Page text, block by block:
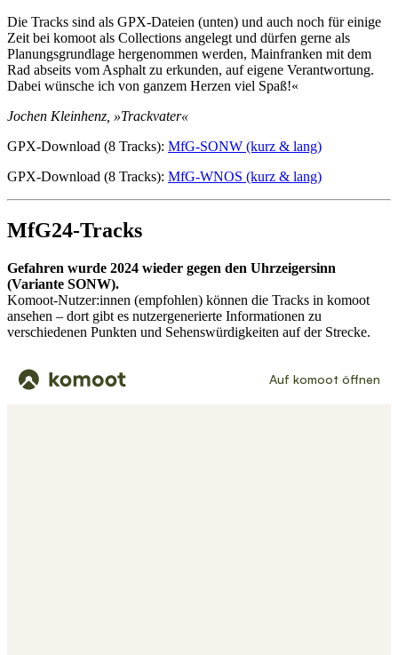
Die Tracks sind als GPX-Dateien (unten) und auch noch für einige
Zeit bei komoot als Collections angelegt und dürfen gerne als
Planungsgrundlage hergenommen werden, Mainfranken mit dem
Rad abseits vom Asphalt zu erkunden, auf eigene Verantwortung.
Dabei wünsche ich von ganzem Herzen viel Spaß!«
Jochen Kleinhenz, »Trackvater«
GPX-Download (8 Tracks): MfG-SONW (kurz & lang)
GPX-Download (8 Tracks): MfG-WNOS (kurz & lang)
MfG24-Tracks
Gefahren wurde 2024 wieder gegen den Uhrzeigersinn
(Variante SONW).
Komoot-Nutzer:innen (empfohlen) können die Tracks in komoot
ansehen – dort gibt es nutzergenerierte Informationen zu
verschiedenen Punkten und Sehenswürdigkeiten auf der Strecke.